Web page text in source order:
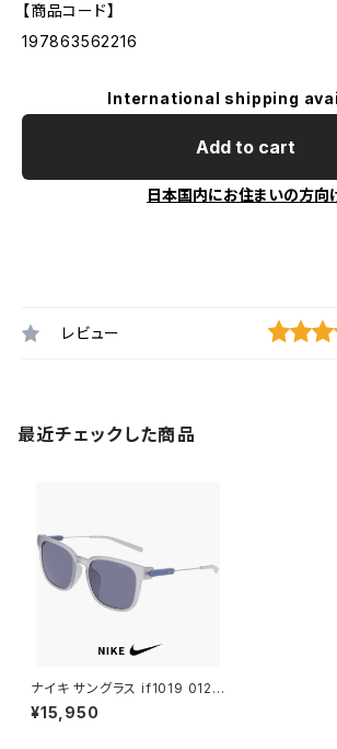
【商品コード】
197863562216
International shipping
Add to cart
日本国内にお住まいの方向
レビュー
最近チェックした商品
ナイキ サングラス if1019 012 E
SSENCE FLOW LB NIKE メン
ズ レディース ユニセックス モデ
¥15,950